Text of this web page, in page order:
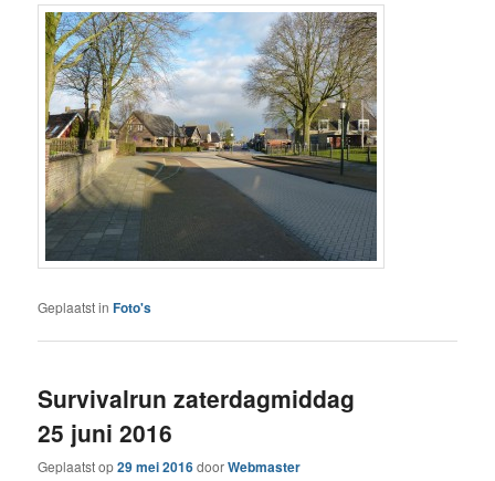
Geplaatst in Foto's
Survivalrun zaterdagmiddag
25 juni 2016
Geplaatst op29 mei 2016doorWebmaster